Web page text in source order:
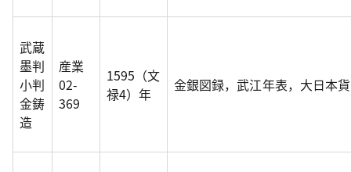
武蔵
墨判
小判
金鋳
造
産業
02-
369
1595（文
禄4）年
金銀図録，武江年表，大日本